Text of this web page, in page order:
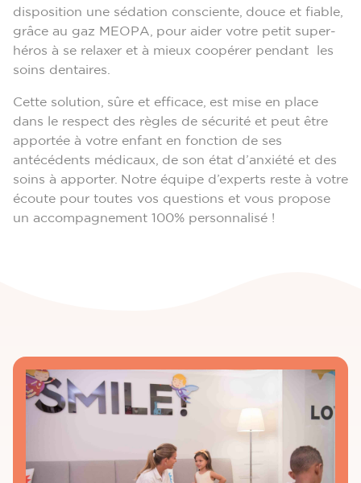
disposition une sédation consciente, douce et fiable,
grâce au gaz MEOPA, pour aider votre petit super-
héros à se relaxer et à mieux coopérer pendant les
soins dentaires.
Cette solution, sûre et efficace, est mise en place
dans le respect des règles de sécurité et peut être
apportée à votre enfant en fonction de ses
antécédents médicaux, de son état d’anxiété et des
soins à apporter. Notre équipe d’experts reste à votre
écoute pour toutes vos questions et vous propose
un accompagnement 100% personnalisé !